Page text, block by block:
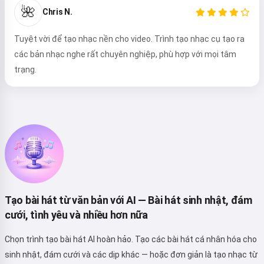
🌺 Chris N.
Tuyệt vời để tạo nhạc nền cho video. Trình tạo nhạc cụ tạo ra
các bản nhạc nghe rất chuyên nghiệp, phù hợp với mọi tâm
trạng.
Tạo bài hát từ văn bản với AI — Bài hát sinh nhật, đám
cưới, tình yêu và nhiều hơn nữa
Chọn trình tạo bài hát AI hoàn hảo. Tạo các bài hát cá nhân hóa cho
sinh nhật, đám cưới và các dịp khác — hoặc đơn giản là tạo nhạc từ
Tôi có thể tạo bài hát, viết thơ và